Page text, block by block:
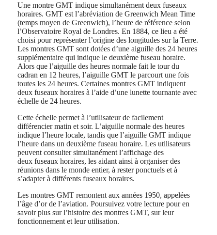
LONGINES
MASTER
COLLECTION
GMT
Conquest
CONQUEST
CONQUEST
CLASSIC
CONQUEST
CHRONOGRAPH
HYDROCONQUEST
GMT
Spirit
LONGINES
SPIRIT
LONGINES
ZULU
TIME
LONGINES
SPIRIT
States
Pacifique
Australia
中
國
대
한
민
Hong
Kong
SAR
(En)
香
港
特
行
政
區
(Zh)
Une montre GMT indique simultanément deux fuseaux
horaires. GMT est l’abréviation de Greenwich Mean Time
(temps moyen de Greenwich), l’heure de référence selon
l’Observatoire Royal de Londres. En 1884, ce lieu a été
choisi pour représenter l’origine des longitudes sur la Terre.
Les montres GMT sont dotées d’une aiguille des 24 heures
supplémentaire qui indique le deuxième fuseau horaire.
Alors que l’aiguille des heures normale fait le tour du
cadran en 12 heures, l’aiguille GMT le parcourt une fois
toutes les 24 heures. Certaines montres GMT indiquent
deux fuseaux horaires à l’aide d’une lunette tournante avec
échelle de 24 heures.
Cette échelle permet à l’utilisateur de facilement
différencier matin et soir. L’aiguille normale des heures
indique l’heure locale, tandis que l’aiguille GMT indique
l’heure dans un deuxième fuseau horaire. Les utilisateurs
peuvent consulter simultanément l’affichage des
deux fuseaux horaires, les aidant ainsi à organiser des
réunions dans le monde entier, à rester ponctuels et à
s’adapter à différents fuseaux horaires.
Les montres GMT remontent aux années 1950, appelées
l’âge d’or de l’aviation. Poursuivez votre lecture pour en
savoir plus sur l’histoire des montres GMT, sur leur
fonctionnement et leur utilisation.